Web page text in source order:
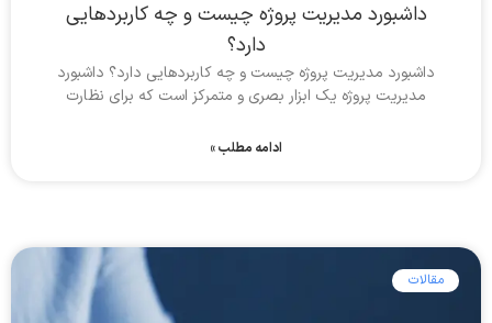
داشبورد مدیریت پروژه چیست و چه کاربردهایی
دارد؟
داشبورد مدیریت پروژه چیست و چه کاربردهایی دارد؟ داشبورد
مدیریت پروژه یک ابزار بصری و متمرکز است که برای نظارت
ادامه مطلب »
مقالات